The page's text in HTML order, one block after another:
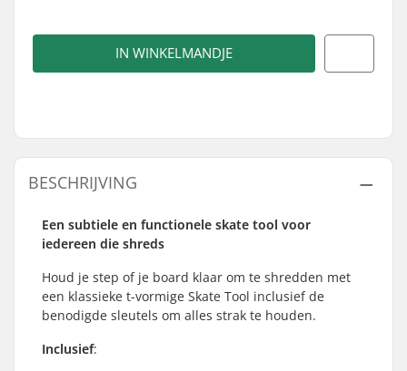
IN WINKELMANDJE
BESCHRIJVING
Een subtiele en functionele skate tool voor
iedereen die shreds
Houd je step of je board klaar om te shredden met
een klassieke t-vormige Skate Tool inclusief de
benodigde sleutels om alles strak te houden.
Inclusief: